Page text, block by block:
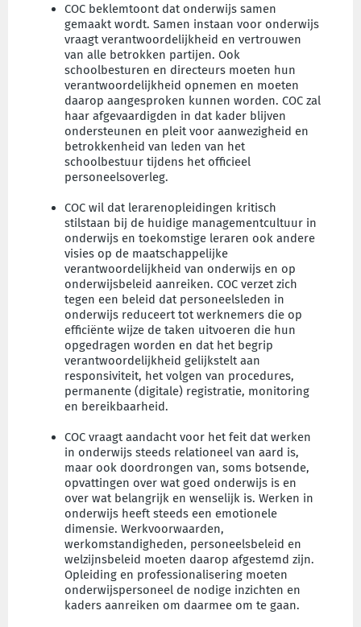
COC beklemtoont dat onderwijs samen
gemaakt wordt. Samen instaan voor onderwijs
vraagt verantwoordelijkheid en vertrouwen
van alle betrokken partijen. Ook
schoolbesturen en directeurs moeten hun
verantwoordelijkheid opnemen en moeten
daarop aangesproken kunnen worden. COC zal
haar afgevaardigden in dat kader blijven
ondersteunen en pleit voor aanwezigheid en
betrokkenheid van leden van het
schoolbestuur tijdens het officieel
personeelsoverleg.
COC wil dat lerarenopleidingen kritisch
stilstaan bij de huidige managementcultuur in
onderwijs en toekomstige leraren ook andere
visies op de maatschappelijke
verantwoordelijkheid van onderwijs en op
onderwijsbeleid aanreiken. COC verzet zich
tegen een beleid dat personeelsleden in
onderwijs reduceert tot werknemers die op
efficiënte wijze de taken uitvoeren die hun
opgedragen worden en dat het begrip
verantwoordelijkheid gelijkstelt aan
responsiviteit, het volgen van procedures,
permanente (digitale) registratie, monitoring
en bereikbaarheid.
COC vraagt aandacht voor het feit dat werken
in onderwijs steeds relationeel van aard is,
maar ook doordrongen van, soms botsende,
opvattingen over wat goed onderwijs is en
over wat belangrijk en wenselijk is. Werken in
onderwijs heeft steeds een emotionele
dimensie. Werkvoorwaarden,
werkomstandigheden, personeelsbeleid en
welzijnsbeleid moeten daarop afgestemd zijn.
Opleiding en professionalisering moeten
onderwijspersoneel de nodige inzichten en
kaders aanreiken om daarmee om te gaan.